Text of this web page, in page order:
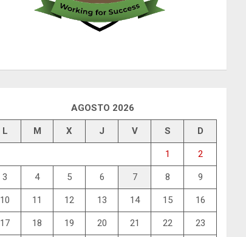
AGOSTO 2026
L M X J V S D
1 2
3 4 5 6 7 8 9
10 11 12 13 14 15 16
17 18 19 20 21 22 23